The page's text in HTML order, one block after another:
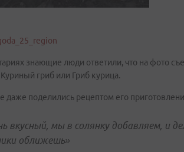
знающие люди ответили, что на фото
гриб или Гриб курица.
даже поделились рецептом его
вкусный, мы в солянку добавляем, и
оближешь»